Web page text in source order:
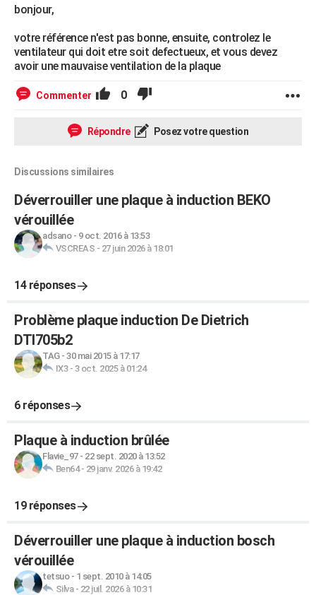
Bricolage
Lifestyle
Culture
Sport
Auto
Television
Voyage
Cinema
bonjour,
votre référence n'est pas bonne, ensuite, controlez le
ventilateur qui doit etre soit defectueux, et vous devez
avoir une mauvaise ventilation de la plaque
Commenter 0
Répondre Posez votre question
Discussions similaires
Déverrouiller une plaque à induction BEKO
vérouillée
adsano- 9 oct. 2016 à 13:53
VSCREAS - 27 juin 2026 à 18:01
14 réponses
Problème plaque induction De Dietrich
DTI705b2
TAG- 30 mai 2015 à 17:17
IX3- 3 oct. 2025 à 01:24
6 réponses
Plaque à induction brûlée
Flavie_97- 22 sept. 2020 à 13:52
Ben64- 29 janv. 2026 à 19:42
19 réponses
Déverrouiller une plaque à induction bosch
vérouillée
tetsuo- 1 sept. 2010 à 14:05
Silva- 22 juil. 2026 à 10:31